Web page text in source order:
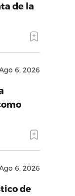
de la
6, 2026
6, 2026
de